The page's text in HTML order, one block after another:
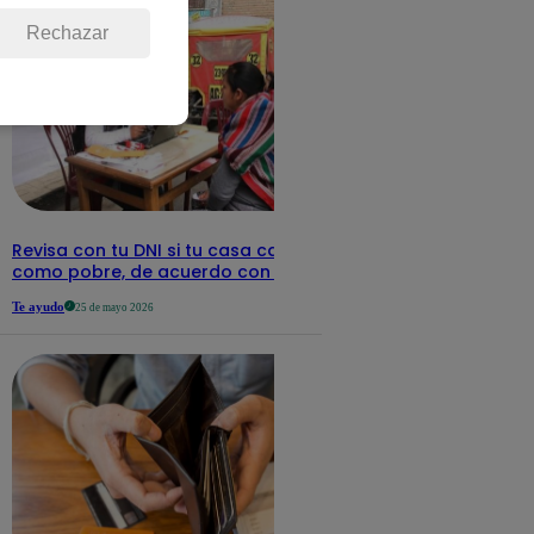
Revisa con tu DNI si tu casa califica
como pobre, de acuerdo con el Sisfoh
Te ayudo 25 de mayo 2026
Rechazar